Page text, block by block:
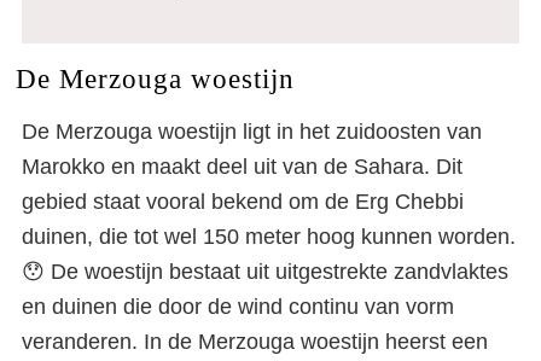
De Merzouga woestijn
De Merzouga woestijn ligt in het zuidoosten van
Marokko en maakt deel uit van de Sahara. Dit
gebied staat vooral bekend om de Erg Chebbi
duinen, die tot wel 150 meter hoog kunnen worden.
😯 De woestijn bestaat uit uitgestrekte zandvlaktes
en duinen die door de wind continu van vorm
veranderen. In de Merzouga woestijn heerst een